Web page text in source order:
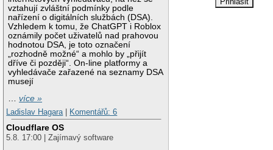
vztahují zvláštní podmínky podle
nařízení o digitálních službách (DSA).
Vzhledem k tomu, že ChatGPT i Roblox
oznámily počet uživatelů nad prahovou
hodnotou DSA, je toto označení
„rozhodně možné“ a mohlo by „přijít
dříve či později“. On-line platformy a
vyhledávače zařazené na seznamy DSA
musejí
…více »
Ladislav Hagara
Komentářů: 6
Cloudflare OS
5.8. 17:00 | Zajímavý software